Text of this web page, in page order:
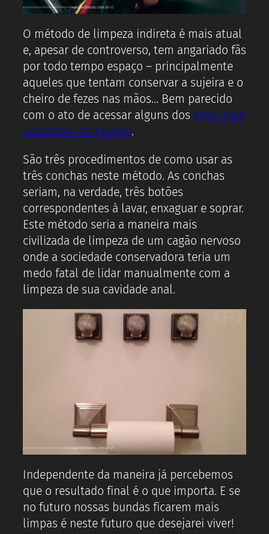
O método de limpeza indireta é mais atual
e, apesar de controverso, tem angariado fãs
por todo tempo espaço – principalmente
aqueles que tentam conservar a sujeira e o
cheiro de fezes nas mãos… Bem parecido
com o ato de acessar alguns dos sites mais
acessados do mundo.
São três procedimentos de como usar as
três conchas neste método. As conchas
seriam, na verdade, três botões
correspondentes à lavar, enxaguar e soprar.
Este método seria a maneira mais
civilizada de limpeza de um cagão nervoso
onde a sociedade conservadora teria um
medo fatal de lidar manualmente com a
limpeza de sua cavidade anal.
Independente da maneira já percebemos
que o resultado final é o que importa. E se
no futuro nossas bundas ficarem mais
limpas é neste futuro que desejarei viver!